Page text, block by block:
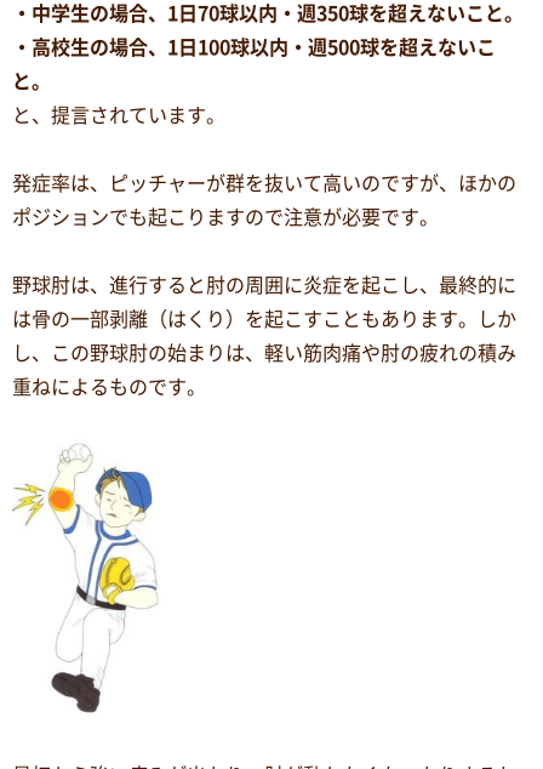
・中学生の場合、1日70球以内・週350球を超えないこと。
・高校生の場合、1日100球以内・週500球を超えないこ
と。
と、提言されています。
発症率は、ピッチャーが群を抜いて高いのですが、ほかの
ポジションでも起こりますので注意が必要です。
野球肘は、進行すると肘の周囲に炎症を起こし、最終的に
は骨の一部剥離（はくり）を起こすこともあります。しか
し、この野球肘の始まりは、軽い筋肉痛や肘の疲れの積み
重ねによるものです。